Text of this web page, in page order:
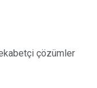
çözümler